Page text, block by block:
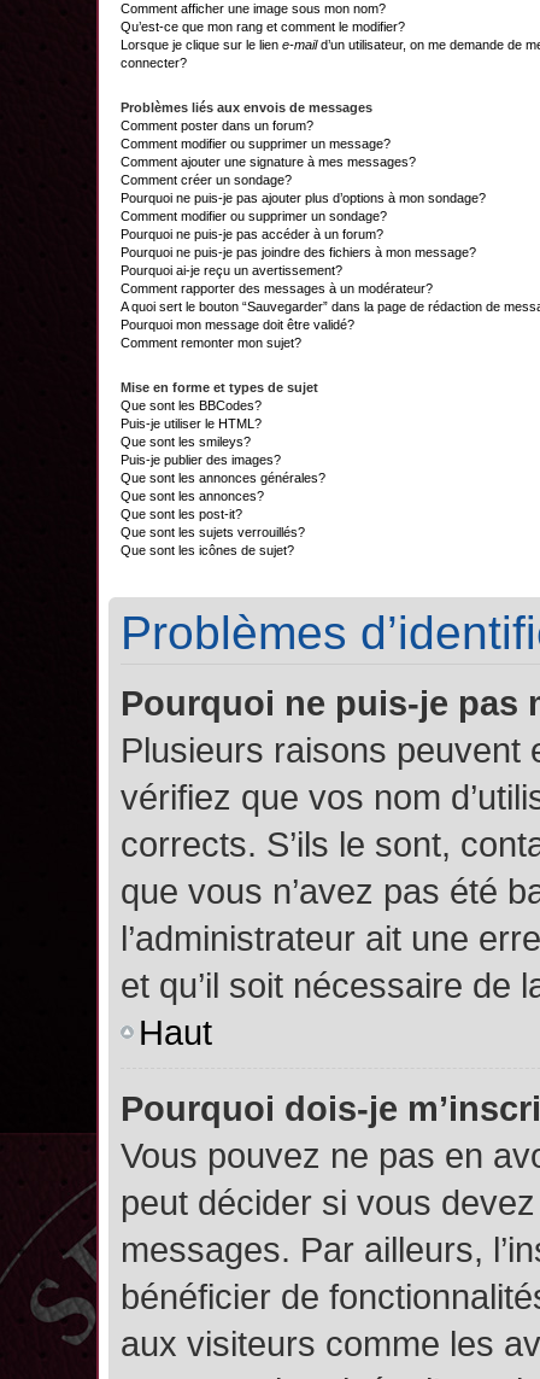
Comment afficher une image sous mon nom?
Qu’est-ce que mon rang et comment le modifier?
Lorsque je clique sur le lien e-maild’un utilisateur, on me demande de
connecter?
Problèmes liés aux envois de messages
Comment poster dans un forum?
Comment modifier ou supprimer un message?
Comment ajouter une signature à mes messages?
Comment créer un sondage?
Pourquoi ne puis-je pas ajouter plus d’options à mon sondage?
Comment modifier ou supprimer un sondage?
Pourquoi ne puis-je pas accéder à un forum?
Pourquoi ne puis-je pas joindre des fichiers à mon message?
Pourquoi ai-je reçu un avertissement?
Comment rapporter des messages à un modérateur?
A quoi sert le bouton “Sauvegarder” dans la page de rédaction de
Pourquoi mon message doit être validé?
Comment remonter mon sujet?
Mise en forme et types de sujet
Que sont les BBCodes?
Puis-je utiliser le HTML?
Que sont les smileys?
Puis-je publier des images?
Que sont les annonces générales?
Que sont les annonces?
Que sont les post-it?
Que sont les sujets verrouillés?
Que sont les icônes de sujet?
Problèmes
Pourquoi ne puis-je pas
Plusieurs raisons peuvent
vérifiez que vos nom
corrects. S’ils le sont,
que vous n’avez pas été
l’administrateur ait une
et qu’il soit nécessaire de
Haut
Pourquoi dois-je
Vous pouvez ne pas en
peut décider si vous
messages. Par ailleurs,
bénéficier de
aux visiteurs comme les